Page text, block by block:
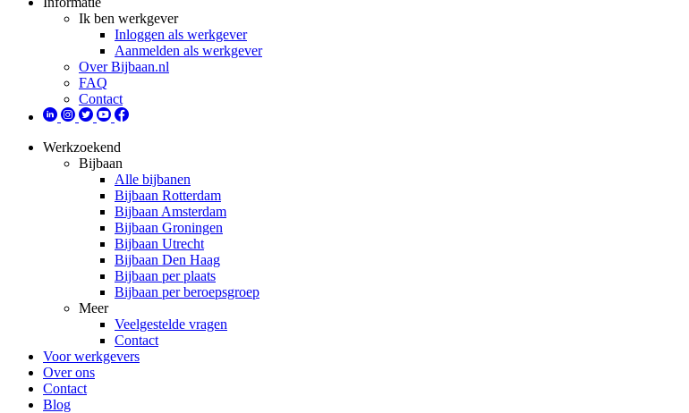
Ik ben werkgever
Inloggen als werkgever
Aanmelden als werkgever
Over Bijbaan.nl
FAQ
Contact
Werkzoekend
Bijbaan
Alle bijbanen
Bijbaan Rotterdam
Bijbaan Amsterdam
Bijbaan Groningen
Bijbaan Utrecht
Bijbaan Den Haag
Bijbaan per plaats
Bijbaan per beroepsgroep
Meer
Veelgestelde vragen
Contact
Voor werkgevers
Over ons
Contact
Blog